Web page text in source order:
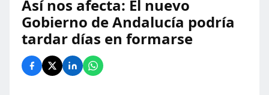
Así nos afecta: El nuevo
Gobierno de Andalucía podría
tardar días en formarse